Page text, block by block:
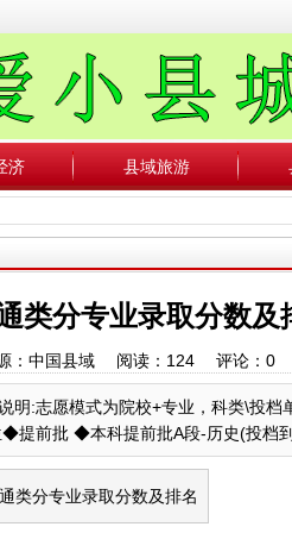
济 县域旅游
类分专业录取分数及
：中国县域 阅读： 124评论： 0
:志愿模式为院校+专业，科类\投档
提前批 ◆本科提前批A段-历史(投档